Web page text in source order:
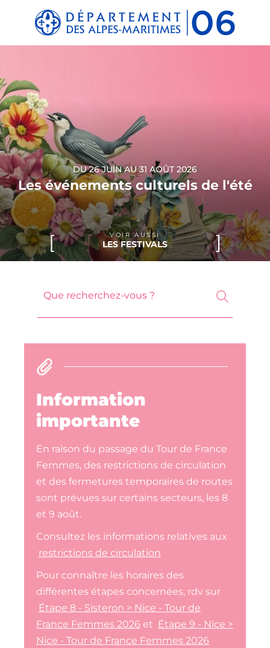
Panneau de gestion des cookies
VOIR AUSSI
LES FESTIVALS
DU 26 JUIN AU 31 AOÛT 2026
Les événements culturels de l'été
Que recherchez-vous ?
Information
importante
En raison du passage du Tour de France
Femmes, des restrictions de circulation
et des fermetures temporaires de routes
sont prévues sur certains secteurs, les 8
et 9 août.
Consultez les informations relatives aux
restrictions de circulation
Pour connaître les horaires des
différentes étapes concernées, rdv sur
Étape 8 - Sisteron > Nice - Tour de
France Femmes 2026 et Étape 9 - Nice >
Nice - Tour de France Femmes 2026